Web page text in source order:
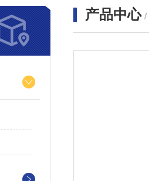
产品中心 /